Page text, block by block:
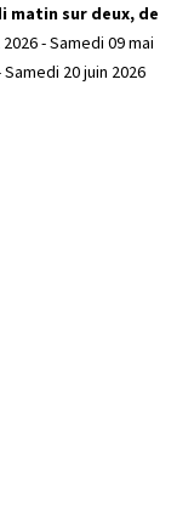
matin sur deux, de
- Samedi 09 mai
20 juin 2026